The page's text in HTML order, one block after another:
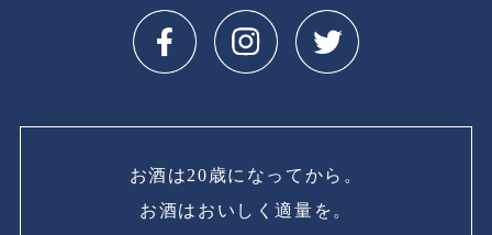
お酒は20歳になってから。
お酒はおいしく適量を。